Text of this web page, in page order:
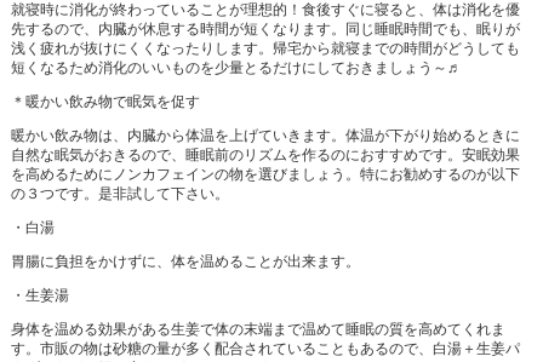
就寝時に消化が終わっていることが理想的！食後すぐに寝ると、体は消化を優
先するので、内臓が休息する時間が短くなります。同じ睡眠時間でも、眠りが
浅く疲れが抜けにくくなったりします。帰宅から就寝までの時間がどうしても
短くなるため消化のいいものを少量とるだけにしておきましょう～♬
＊暖かい飲み物で眠気を促す
暖かい飲み物は、内臓から体温を上げていきます。体温が下がり始めるときに
自然な眠気がおきるので、睡眠前のリズムを作るのにおすすめです。安眠効果
を高めるためにノンカフェインの物を選びましょう。特にお勧めするのが以下
の３つです。是非試して下さい。
・白湯
胃腸に負担をかけずに、体を温めることが出来ます。
・生姜湯
身体を温める効果がある生姜で体の末端まで温めて睡眠の質を高めてくれま
す。市販の物は砂糖の量が多く配合されていることもあるので、白湯＋生姜パ